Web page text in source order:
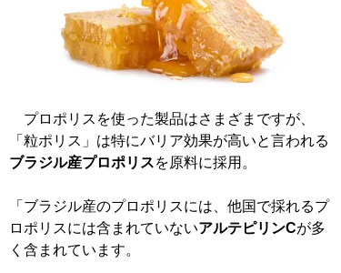
プロポリスを使った製品はさまざまですが、
「粒ポリス」は特にバリア効果が高いと言われる
ブラジル産プロポリスを原料に採用。
「ブラジル産のプロポリスには、他国で採れるプ
ロポリスには含まれていないアルテピリンCが多
く含まれています。